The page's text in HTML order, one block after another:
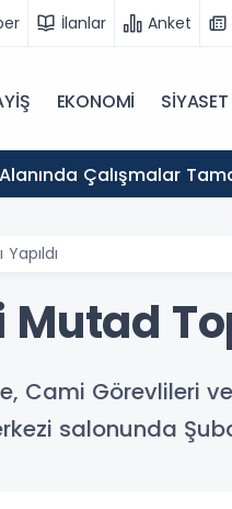
İlanlar Anket
EKONOMİ SİYASET
Çalışmalar
Cami Görevlileri
salonunda